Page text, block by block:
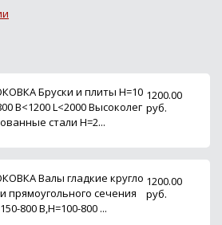
Бруски и плиты H=10
B<1200 L<2000 Высоколег
стали H=2...
1200.00
руб.
Валы гладкие кругло
прямоугольного сечения
800 B,H=100-800 ...
1200.00
руб.